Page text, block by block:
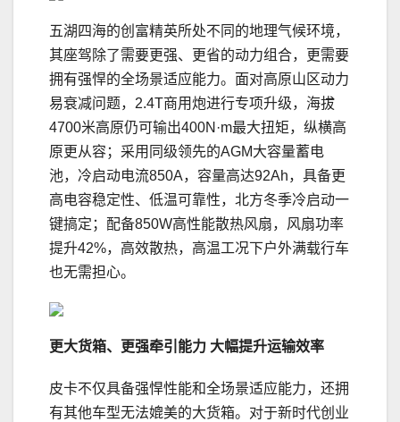
五湖四海的创富精英所处不同的地理气候环境，
其座驾除了需要更强、更省的动力组合，更需要
拥有强悍的全场景适应能力。面对高原山区动力
易衰减问题，2.4T商用炮进行专项升级，海拔
4700米高原仍可输出400N·m最大扭矩，纵横高
原更从容；采用同级领先的AGM大容量蓄电
池，冷启动电流850A，容量高达92Ah，具备更
高电容稳定性、低温可靠性，北方冬季冷启动一
键搞定；配备850W高性能散热风扇，风扇功率
提升42%，高效散热，高温工况下户外满载行车
也无需担心。
更大货箱、 更强牵引能力 大幅提升运输效率
皮卡不仅具备强悍性能和全场景适应能力，还拥
有其他车型无法媲美的大货箱。对于新时代创业